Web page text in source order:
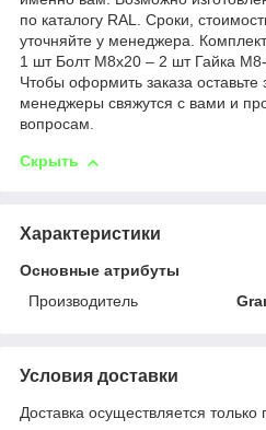
по каталогу RAL. Cроки,
уточняйте у менеджера.
1 шт Болт М8х20 – 2 шт Гайка
Чтобы оформить заказа оставьте
менеджеры свяжутся с вами и
вопросам.
Скрыть
Характеристики
Основные атрибуты
Производитель
Условия доставки
Доставка осуществляется только